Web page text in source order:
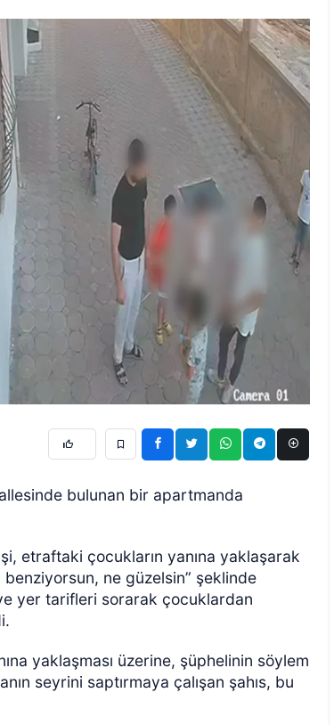
bulunan bir apartmanda
etraftaki çocukların yanına yaklaşarak
benziyorsun, ne güzelsin” şeklinde
yer tarifleri sorarak çocuklardan
yaklaşması üzerine, şüphelinin söylem
seyrini saptırmaya çalışan şahıs, bu